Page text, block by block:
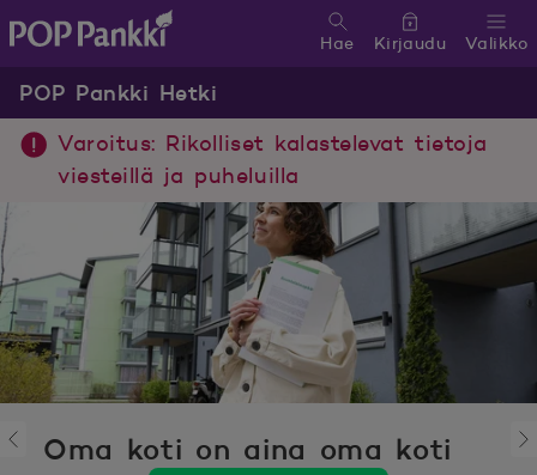
Valikko
Hae Kirjaudu
POP Pankki Hetki
Varoitus: Rikolliset kalastelevat tietoja
viesteillä ja puheluilla
Oma koti on aina oma koti